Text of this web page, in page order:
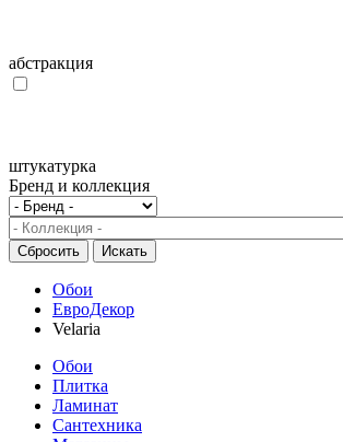
абстракция
штукатурка
Бренд и коллекция
Обои
ЕвроДекор
Velaria
Обои
Плитка
Ламинат
Сантехника